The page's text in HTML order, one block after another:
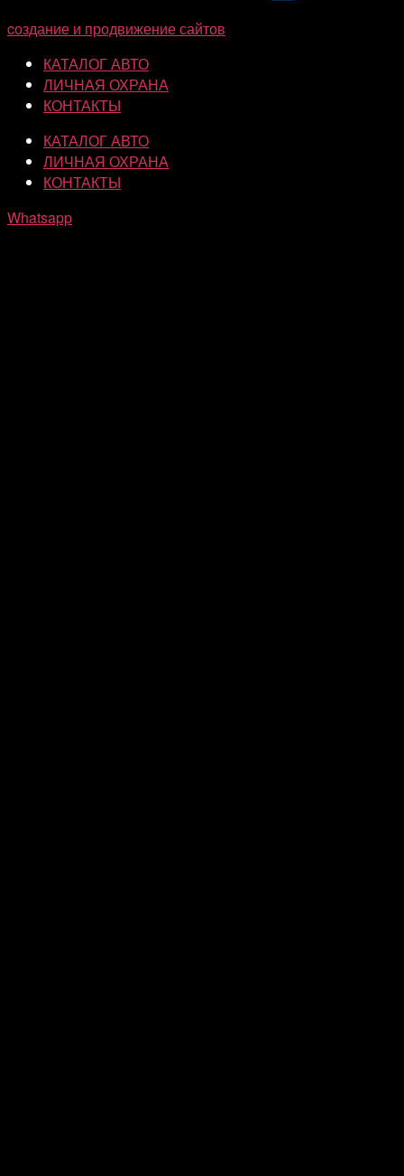
cоздание и продвижение сайтов
КАТАЛОГ АВТО
ЛИЧНАЯ ОХРАНА
КОНТАКТЫ
КАТАЛОГ АВТО
ЛИЧНАЯ ОХРАНА
КОНТАКТЫ
Whatsapp